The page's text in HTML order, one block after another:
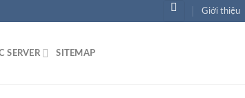
Giới thiệu
SERVER SITEMAP